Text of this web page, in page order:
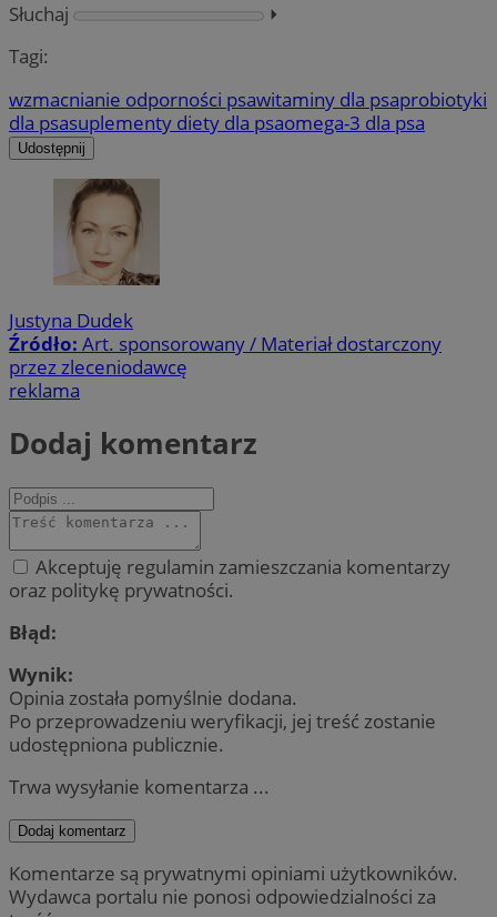
Słuchaj
⏵︎
Tagi:
wzmacnianie odporności psawitaminy dla psaprobiotyki
dla psasuplementy diety dla psaomega-3 dla psa
Udostępnij
Justyna Dudek
Źródło: Art. sponsorowany / Materiał dostarczony
przez zleceniodawcę
reklama
Dodaj komentarz
Akceptuję regulamin zamieszczania komentarzy
oraz politykę prywatności.
Błąd:
Wynik:
Opinia została pomyślnie dodana.
Po przeprowadzeniu weryfikacji, jej treść zostanie
udostępniona publicznie.
Trwa wysyłanie komentarza ...
Dodaj komentarz
Komentarze są prywatnymi opiniami użytkowników.
Wydawca portalu nie ponosi odpowiedzialności za